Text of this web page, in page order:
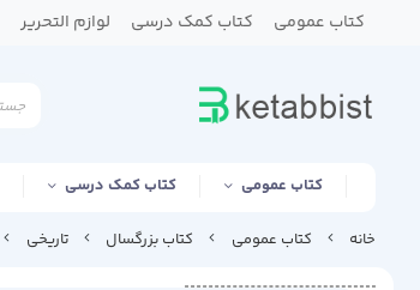
کتاب عمومی کتاب کمک درسی لوازم التحریر
کتاب عمومی کتاب کمک درسی
خانه کتاب عمومی کتاب بزرگسال تاریخی